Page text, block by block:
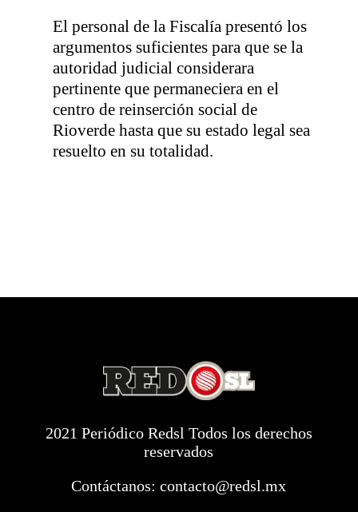
El personal de la Fiscalía presentó los
argumentos suficientes para que se la
autoridad judicial considerara
pertinente que permaneciera en el
centro de reinserción social de
Rioverde hasta que su estado legal sea
resuelto en su totalidad.
2021 Periódico Redsl Todos los derechos
reservados
Contáctanos:contacto@redsl.mx